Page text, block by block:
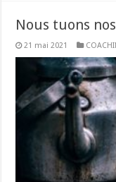
Nous tuons
21 mai 2021